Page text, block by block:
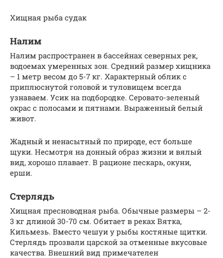
Хищная рыба судак
Налим
Налим распространен в бассейнах северных рек,
водоемах умеренных зон. Средний размер хищника
– 1 метр весом до 5-7 кг. Характерный облик с
приплюснутой головой и туловищем всегда
узнаваем. Усик на подбородке. Серовато-зеленый
окрас с полосами и пятнами. Выраженный белый
живот.
Жадный и ненасытный по природе, ест больше
щуки. Несмотря на донный образ жизни и вялый
вид, хорошо плавает. В рационе пескарь, окуни,
ерши.
Стерлядь
Хищная пресноводная рыба. Обычные размеры – 2-
3 кг длиной 30-70 см. Обитает в реках Вятка,
Кильмезь. Вместо чешуи у рыбы костяные щитки.
Стерлядь прозвали царской за отменные вкусовые
качества. Внешний вид примечателен